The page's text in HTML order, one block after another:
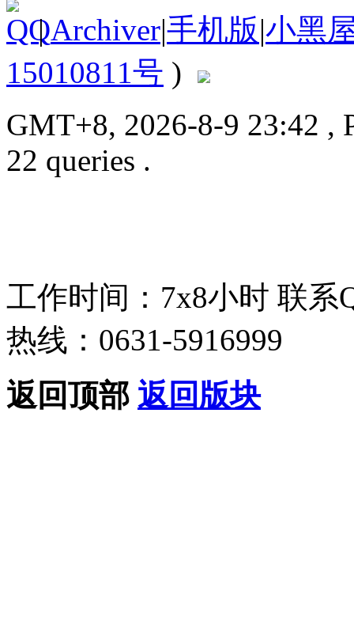
| Archiver|手机版|小黑
15010811号 )
GMT+8, 2026-8-9 23:42 ,
22 queries .
工作时间：7x8小时 联系
热线：0631-5916999
返回顶部 返回版块